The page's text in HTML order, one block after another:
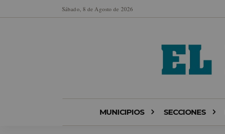
Sábado, 8 de Agosto de 2026
MUNICIPIOS SECCIONES